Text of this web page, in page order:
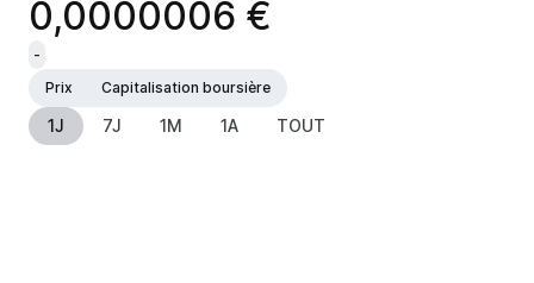
0,0000006 €
-
Prix
Capitalisation boursière
1J 7J 1M 1A TOUT